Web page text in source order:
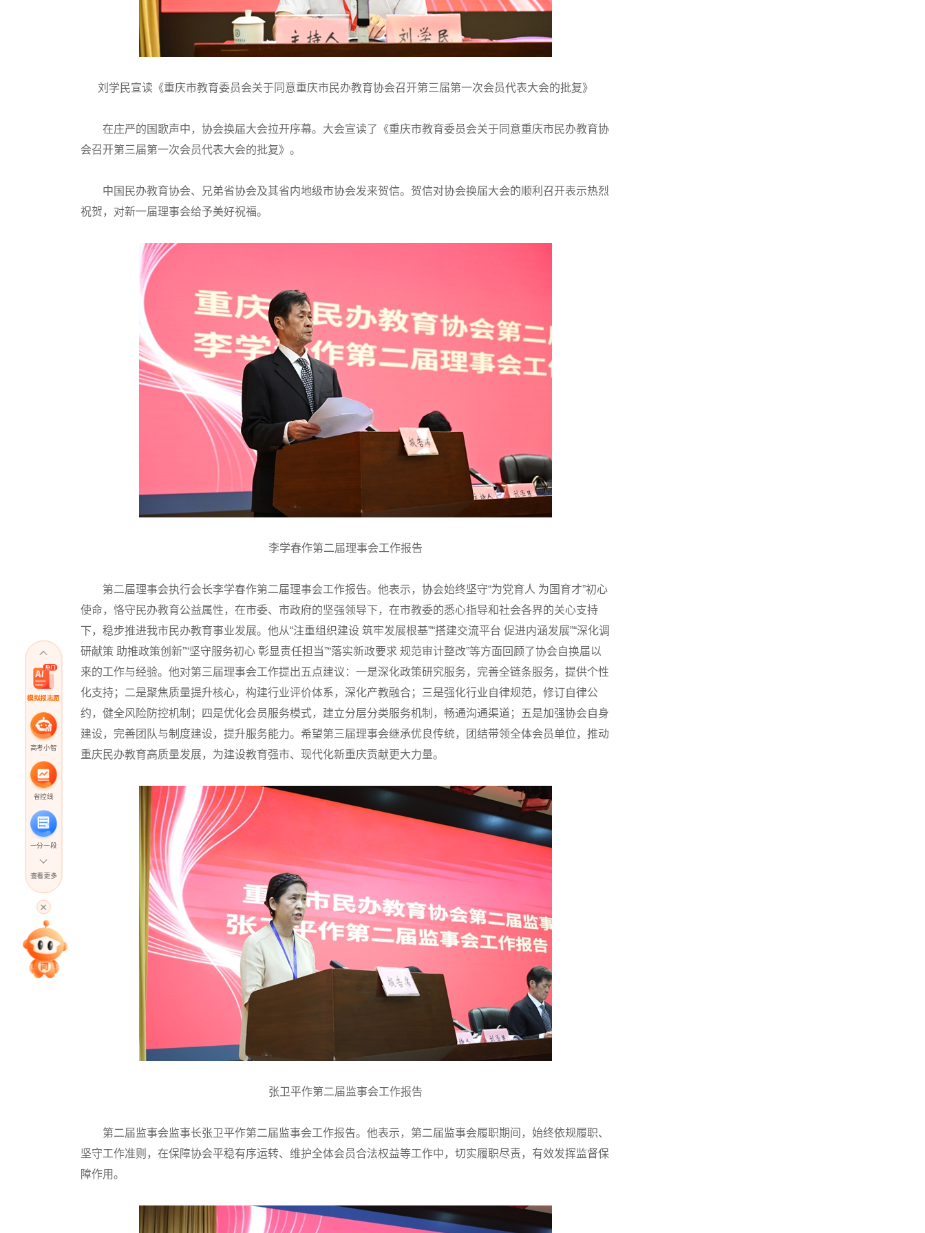
刘学民宣读 《重庆市教育委员会关于同意重庆市民办教育协会召开第三届第一次会员代表大会的批复》
在庄严的国歌声中，协会换届大会拉开序幕。大会宣读了《重庆市教育委员会关于同意重庆市民办教育协
会召开第三届第一次会员代表大会的批复》。
中国民办教育协会、兄弟省协会及其省内地级市协会发来贺信。贺信对协会换届大会的顺利召开表示热烈
祝贺，对新一届理事会给予美好祝福。
李学春作第二届理事会工作报告
第二届理事会执行会长李学春作第二届理事会工作报告。他表示，协会始终坚守“为党育人 为国育才”初心
使命，恪守民办教育公益属性，在市委、市政府的坚强领导下，在市教委的悉心指导和社会各界的关心支持
下，稳步推进我市民办教育事业发展。他从“注重组织建设 筑牢发展根基”“搭建交流平台 促进内涵发展”“深化调
研献策 助推政策创新”“坚守服务初心 彰显责任担当”“落实新政要求 规范审计整改”等方面回顾了协会自换届以
来的工作与经验。他对第三届理事会工作提出五点建议：一是深化政策研究服务，完善全链条服务，提供个性
化支持；二是聚焦质量提升核心，构建行业评价体系，深化产教融合；三是强化行业自律规范，修订自律公
约，健全风险防控机制；四是优化会员服务模式，建立分层分类服务机制，畅通沟通渠道；五是加强协会自身
建设，完善团队与制度建设，提升服务能力。希望第三届理事会继承优良传统，团结带领全体会员单位，推动
重庆民办教育高质量发展，为建设教育强市、现代化新重庆贡献更大力量。
张卫平作第二届监事会工作报告
第二届监事会监事长张卫平作第二届监事会工作报告。他表示，第二届监事会履职期间，始终依规履职、
坚守工作准则，在保障协会平稳有序运转、维护全体会员合法权益等工作中，切实履职尽责，有效发挥监督保
障作用。
模拟报志愿
高考小智
省控线
一分一段
高考直播
专家指导课
查看更多